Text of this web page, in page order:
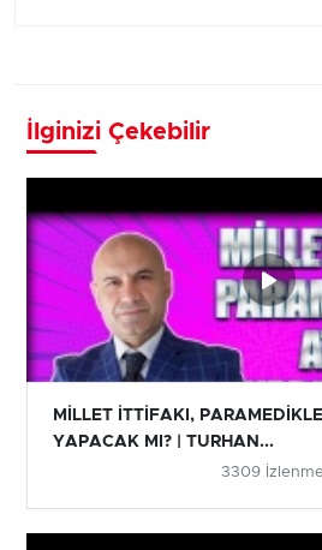
İlginizi Çekebilir
MİLLET İTTİFAKI,
YAPACAK MI? | TURHAN...
3309 İzlenme